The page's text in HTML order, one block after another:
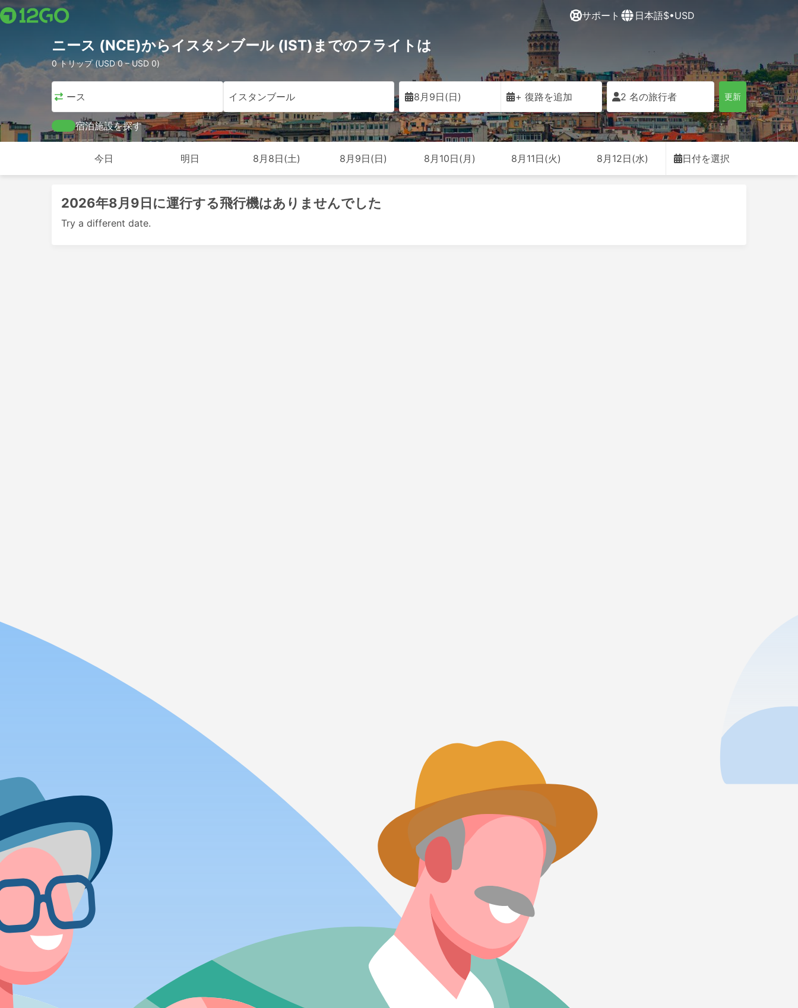
サポート 日本語$•USD
ニース (NCE)からイスタンブール (IST)までのフライトは
0 トリップ (USD 0 – USD 0)
ニース イスタンブール 8月9日(日) + 復路を追加 2 名の旅行者 更新
宿泊施設を探す
今日 明日 8月8日(土) 8月9日(日) 8月10日(月) 8月11日(火) 8月12日(水) 日付を選択
2026年8月9日に運行する飛行機はありませんでした
Try a different date.